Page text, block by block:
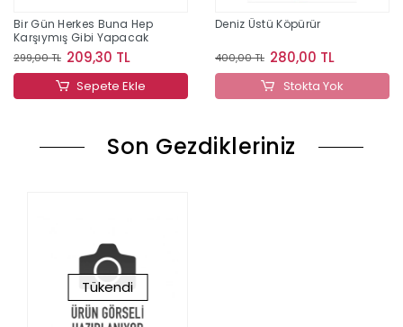
Bir Gün Herkes Buna Hep
Karşıymış Gibi Yapacak
299,00 TL 209,30 TL
Sepete Ekle
Deniz Üstü Köpürür
400,00 TL 280,00 TL
Stokta Yok
Son Gezdikleriniz
Tükendi